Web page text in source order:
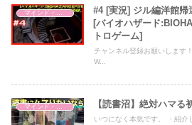
マインド・哲学
#4 [実況] ジル編洋館帰
[バイオハザード
トロゲーム]
チャンネル登録お願いします
W...
マインド・哲学 【読書沼】絶対ハマる
いつになく本気です。 ・紹